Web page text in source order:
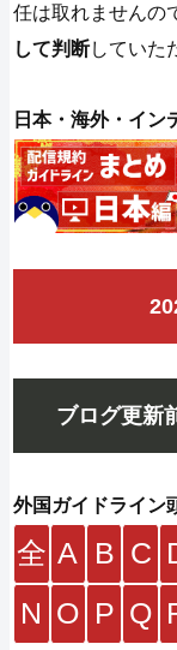
任は取れませんの
して判断していた
日本・海外・イン
ブログ更新
外国ガイドライン
全 A B C
N O P Q